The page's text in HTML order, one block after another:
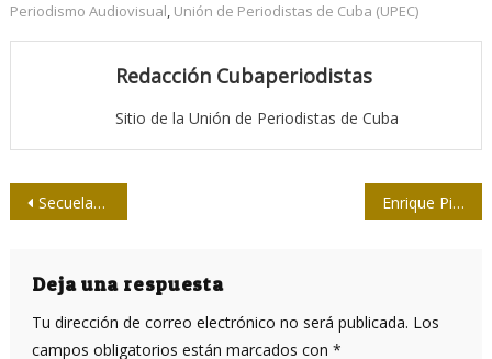
Periodismo Audiovisual, Unión de Periodistas de Cuba (UPEC)
Redacción Cubaperiodistas
Sitio de la Unión de Periodistas de Cuba
Navegación
entradas
Secuelas de la COVID-19 se extienden hasta seis meses Enrique Pineda Barnet y su “sonrisa de irreverente retador”
Deja una respuesta
Tu dirección de correo electrónico no será publicada. Los
campos obligatorios están marcados con *